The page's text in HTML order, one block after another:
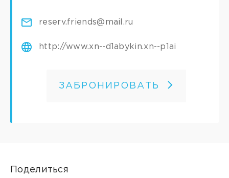
reserv.friends@mail.ru
http://www.xn--d1abykin.xn--p1ai
ЗАБРОНИРОВАТЬ
Поделиться